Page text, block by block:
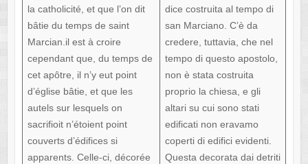
la catholicité, et que l’on dit
bâtie du temps de saint
Marcian.il est à croire
cependant que, du temps de
cet apôtre, il n’y eut point
d’église bâtie, et que les
autels sur lesquels on
sacrifioit n’étoient point
couverts d’édifices si
apparents. Celle-ci, décorée
dice costruita al tempo di
san Marciano. C’è da
credere, tuttavia, che nel
tempo di questo apostolo,
non è stata costruita
proprio la chiesa, e gli
altari su cui sono stati
edificati non eravamo
coperti di edifici evidenti.
Questa decorata dai detriti